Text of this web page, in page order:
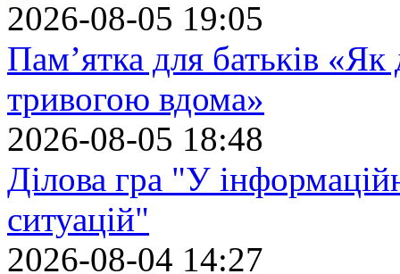
2026-08-05 19:05
Пам’ятка для батьків
тривогою вдома»
2026-08-05 18:48
Ділова гра "У
ситуацій"
2026-08-04 14:27